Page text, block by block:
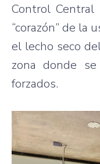
Control Central
“corazón” de la
el lecho seco
zona donde
forzados.